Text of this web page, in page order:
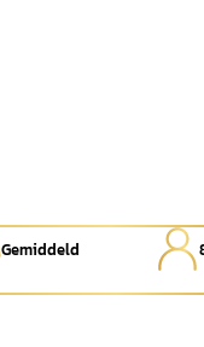
Gemiddeld